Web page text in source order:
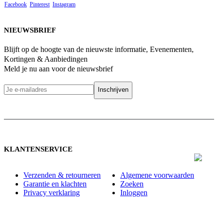
Facebook Pinterest Instagram
NIEUWSBRIEF
Blijft op de hoogte van de nieuwste informatie, Evenementen,
Kortingen & Aanbiedingen
Meld je nu aan voor de nieuwsbrief
KLANTENSERVICE
Verzenden & retourneren
Garantie en klachten
Privacy verklaring
Algemene voorwaarden
Zoeken
Inloggen